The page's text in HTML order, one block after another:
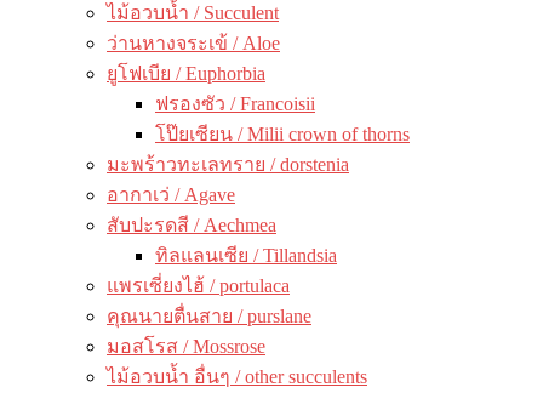
ไม้อวบน้ำ / Succulent
ว่านหางจระเข้ / Aloe
ยูโฟเบีย / Euphorbia
ฟรองซัว / Francoisii
โป๊ยเซียน / Milii crown of thorns
มะพร้าวทะเลทราย / dorstenia
อากาเว่ / Agave
สับปะรดสี / Aechmea
ทิลแลนเซีย / Tillandsia
แพรเซี่ยงไฮ้ / portulaca
คุณนายตื่นสาย / purslane
มอสโรส / Mossrose
ไม้อวบน้ำ อื่นๆ / other succulents